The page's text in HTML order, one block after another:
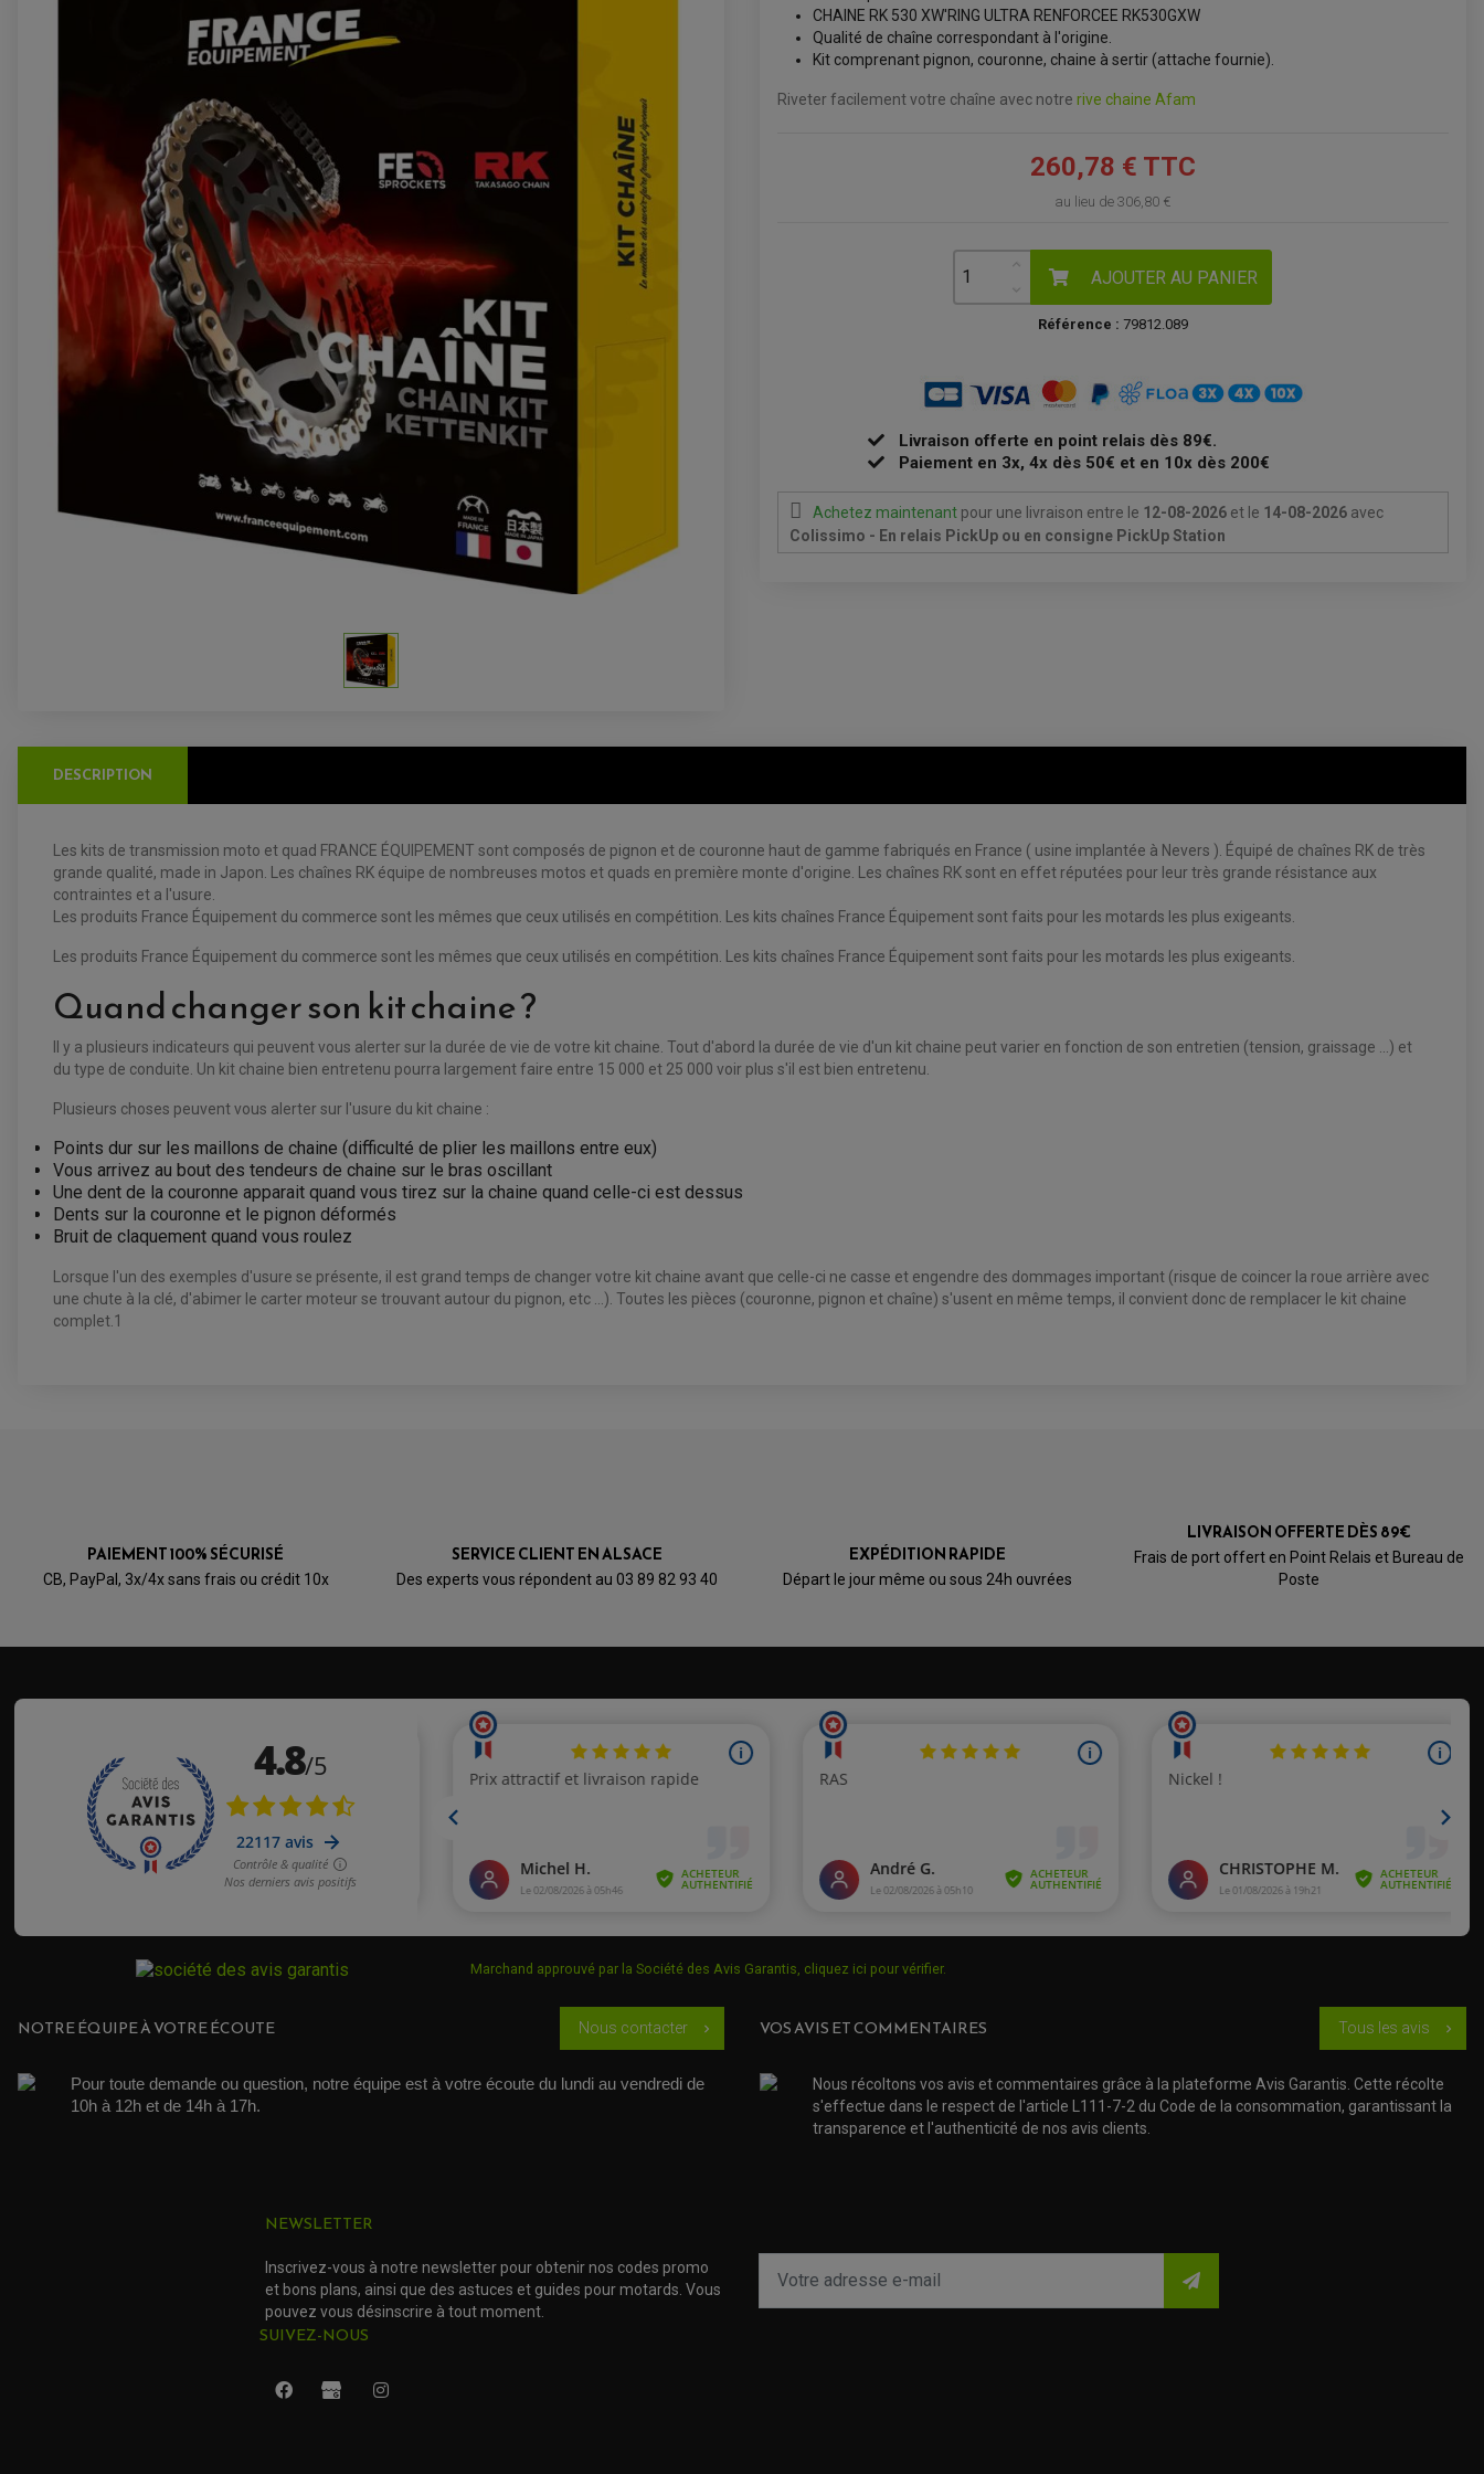
CHAINE RK 530 XW'RING ULTRA RENFORCEE RK530GXW
Qualité de chaîne correspondant à l'origine.
Kit comprenant pignon, couronne, chaine à sertir (attache fournie).
Riveter facilement votre chaîne avec notre rive chaine Afam
260,78 € TTC
au lieu de 306,80 €
AJOUTER AU PANIER
Référence : 79812.089
Livraison offerte en point relais dès 89€.
Paiement en 3x, 4x dès 50€ et en 10x dès 200€
Achetez maintenant pour une livraison entre le 12-08-2026 et le 14-08-2026 avec
Colissimo - En relais PickUp ou en consigne PickUp Station
DESCRIPTION
Les kits de transmission moto et quad FRANCE ÉQUIPEMENT sont composés de pignon et de couronne haut de gamme fabriqués en France ( usine implantée à Nevers ). Équipé de chaînes RK de très
grande qualité, made in Japon. Les chaînes RK équipe de nombreuses motos et quads en première monte d'origine. Les chaînes RK sont en effet réputées pour leur très grande résistance aux
contraintes et a l'usure.
Les produits France Équipement du commerce sont les mêmes que ceux utilisés en compétition. Les kits chaînes France Équipement sont faits pour les motards les plus exigeants.
Les produits France Équipement du commerce sont les mêmes que ceux utilisés en compétition. Les kits chaînes France Équipement sont faits pour les motards les plus exigeants.
Quand changer son kit chaine ?
Il y a plusieurs indicateurs qui peuvent vous alerter sur la durée de vie de votre kit chaine. Tout d'abord la durée de vie d'un kit chaine peut varier en fonction de son entretien (tension, graissage ...) et
du type de conduite. Un kit chaine bien entretenu pourra largement faire entre 15 000 et 25 000 voir plus s'il est bien entretenu.
Plusieurs choses peuvent vous alerter sur l'usure du kit chaine :
Points dur sur les maillons de chaine (difficulté de plier les maillons entre eux)
Vous arrivez au bout des tendeurs de chaine sur le bras oscillant
Une dent de la couronne apparait quand vous tirez sur la chaine quand celle-ci est dessus
Dents sur la couronne et le pignon déformés
Bruit de claquement quand vous roulez
Lorsque l'un des exemples d'usure se présente, il est grand temps de changer votre kit chaine avant que celle-ci ne casse et engendre des dommages important (risque de coincer la roue arrière avec
une chute à la clé, d'abimer le carter moteur se trouvant autour du pignon, etc ...). Toutes les pièces (couronne, pignon et chaîne) s'usent en même temps, il convient donc de remplacer le kit chaine
complet.1
PAIEMENT 100% SÉCURISÉ
CB, PayPal, 3x/4x sans frais ou crédit 10x
SERVICE CLIENT EN ALSACE
Des experts vous répondent au 03 89 82 93 40
EXPÉDITION RAPIDE
Départ le jour même ou sous 24h ouvrées
LIVRAISON OFFERTE DÈS 89€
Frais de port offert en Point Relais et Bureau de
Poste
Marchand approuvé par la Société des Avis Garantis, cliquez ici pour vérifier.
NOTRE ÉQUIPE À VOTRE ÉCOUTE Nous contacter chevron_right
Pour toute demande ou question, notre équipe est à votre écoute du lundi au vendredi de
10h à 12h et de 14h à 17h.
VOS AVIS ET COMMENTAIRES Tous les avis chevron_right
Nous récoltons vos avis et commentaires grâce à la plateforme Avis Garantis. Cette récolte
s'effectue dans le respect de l'article L111-7-2 du Code de la consommation, garantissant la
transparence et l'authenticité de nos avis clients.
NEWSLETTER
Inscrivez-vous à notre newsletter pour obtenir nos codes promo
et bons plans, ainsi que des astuces et guides pour motards. Vous
pouvez vous désinscrire à tout moment.
SUIVEZ-NOUS